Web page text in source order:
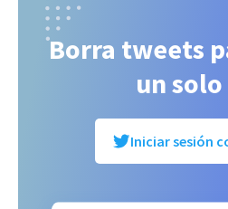
Borra tweets
un
Iniciar sesión